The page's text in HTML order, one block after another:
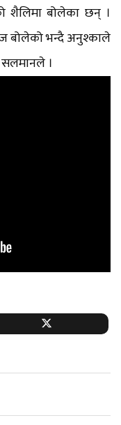
शैलिमा बोलेका छन् ।
बोलेको भन्दै अनुश्काले
सलमानले ।